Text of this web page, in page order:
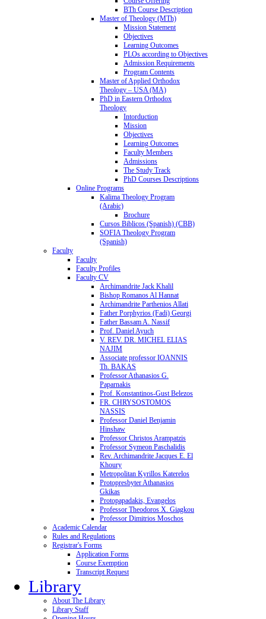
BTh Course Description
Master of Theology (MTh)
Mission Statement
Objectives
Learning Outcomes
PLOs according to Objectives
Admission Requirements
Program Contents
Master of Applied Orthodox
Theology – USA (MA)
PhD in Eastern Orthodox
Theology
Intorduction
Mission
Objectives
Learning Outcomes
Faculty Members
Admissions
The Study Track
PhD Courses Descriptions
Online Programs
Kalima Theology Program
(Arabic)
Brochure
Cursos Biblicos (Spanish) (CBB)
SOFIA Theology Program
(Spanish)
Faculty
Faculty
Faculty Profiles
Faculty CV
Archimandrite Jack Khalil
Bishop Romanos Al Hannat
Archimandrite Parthenios Allati
Father Porphyrios (Fadi) Georgi
Father Bassam A. Nassif
Prof. Daniel Ayuch
V. REV. DR. MICHEL ELIAS
NAJIM
Associate professor IOANNIS
Th. BAKAS
Professor Athanasios G.
Paparnakis
Prof. Konstantinos-Gust Belezos
FR. CHRYSOSTOMOS
NASSIS
Professor Daniel Benjamin
Hinshaw
Professor Christos Arampatzis
Professor Symeon Paschalidis
Rev. Archimandrite Jacques E. El
Khoury
Metropolitan Kyrillos Katerelos
Protopresbyter Athanasios
Gkikas
Protopapadakis, Evangelos
Professor Theodoros X. Giagkou
Professor Dimitrios Moschos
Academic Calendar
Rules and Regulations
Registrar's Forms
Application Forms
Course Exemption
Transcript Request
Library
About The Library
Library Staff